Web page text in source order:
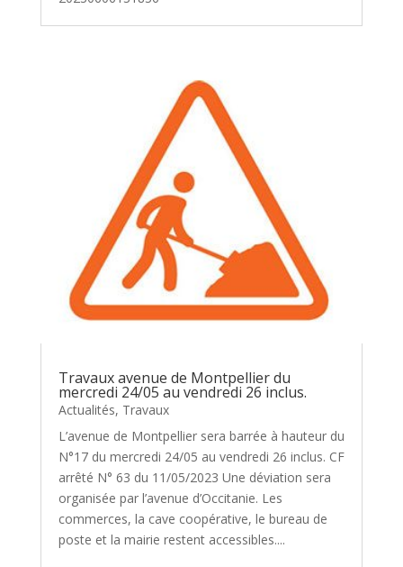
Travaux avenue de Montpellier du
mercredi 24/05 au vendredi 26 inclus.
Actualités, Travaux
L’avenue de Montpellier sera barrée à hauteur du
N°17 du mercredi 24/05 au vendredi 26 inclus. CF
arrêté N° 63 du 11/05/2023 Une déviation sera
organisée par l’avenue d’Occitanie. Les
commerces, la cave coopérative, le bureau de
poste et la mairie restent accessibles....